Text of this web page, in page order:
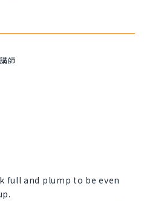
師
full and plump to be even